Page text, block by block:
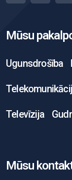
Mūsu
Ugunsdrošība
Televīzija
Mūsu